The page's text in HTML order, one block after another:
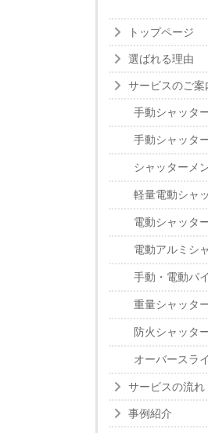
トップページ
選ばれる理由
サービスのご案
手動シャッタ
手動シャッタ
シャッターメ
軽量電動シャ
電動シャッタ
電動アルミシ
手動・電動パ
重量シャッタ
防火シャッタ
オーバースラ
サービスの流れ
事例紹介